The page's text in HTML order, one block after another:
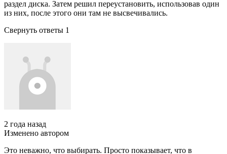
раздел диска. Затем решил переустановить, использовав один
из них, после этого они там не высвечивались.
Свернуть ответы 1
2 года назад
Изменено автором
Это неважно, что выбирать. Просто показывает, что в